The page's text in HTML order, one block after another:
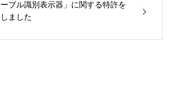
ーブル識別表示器」に関する特許を
ました